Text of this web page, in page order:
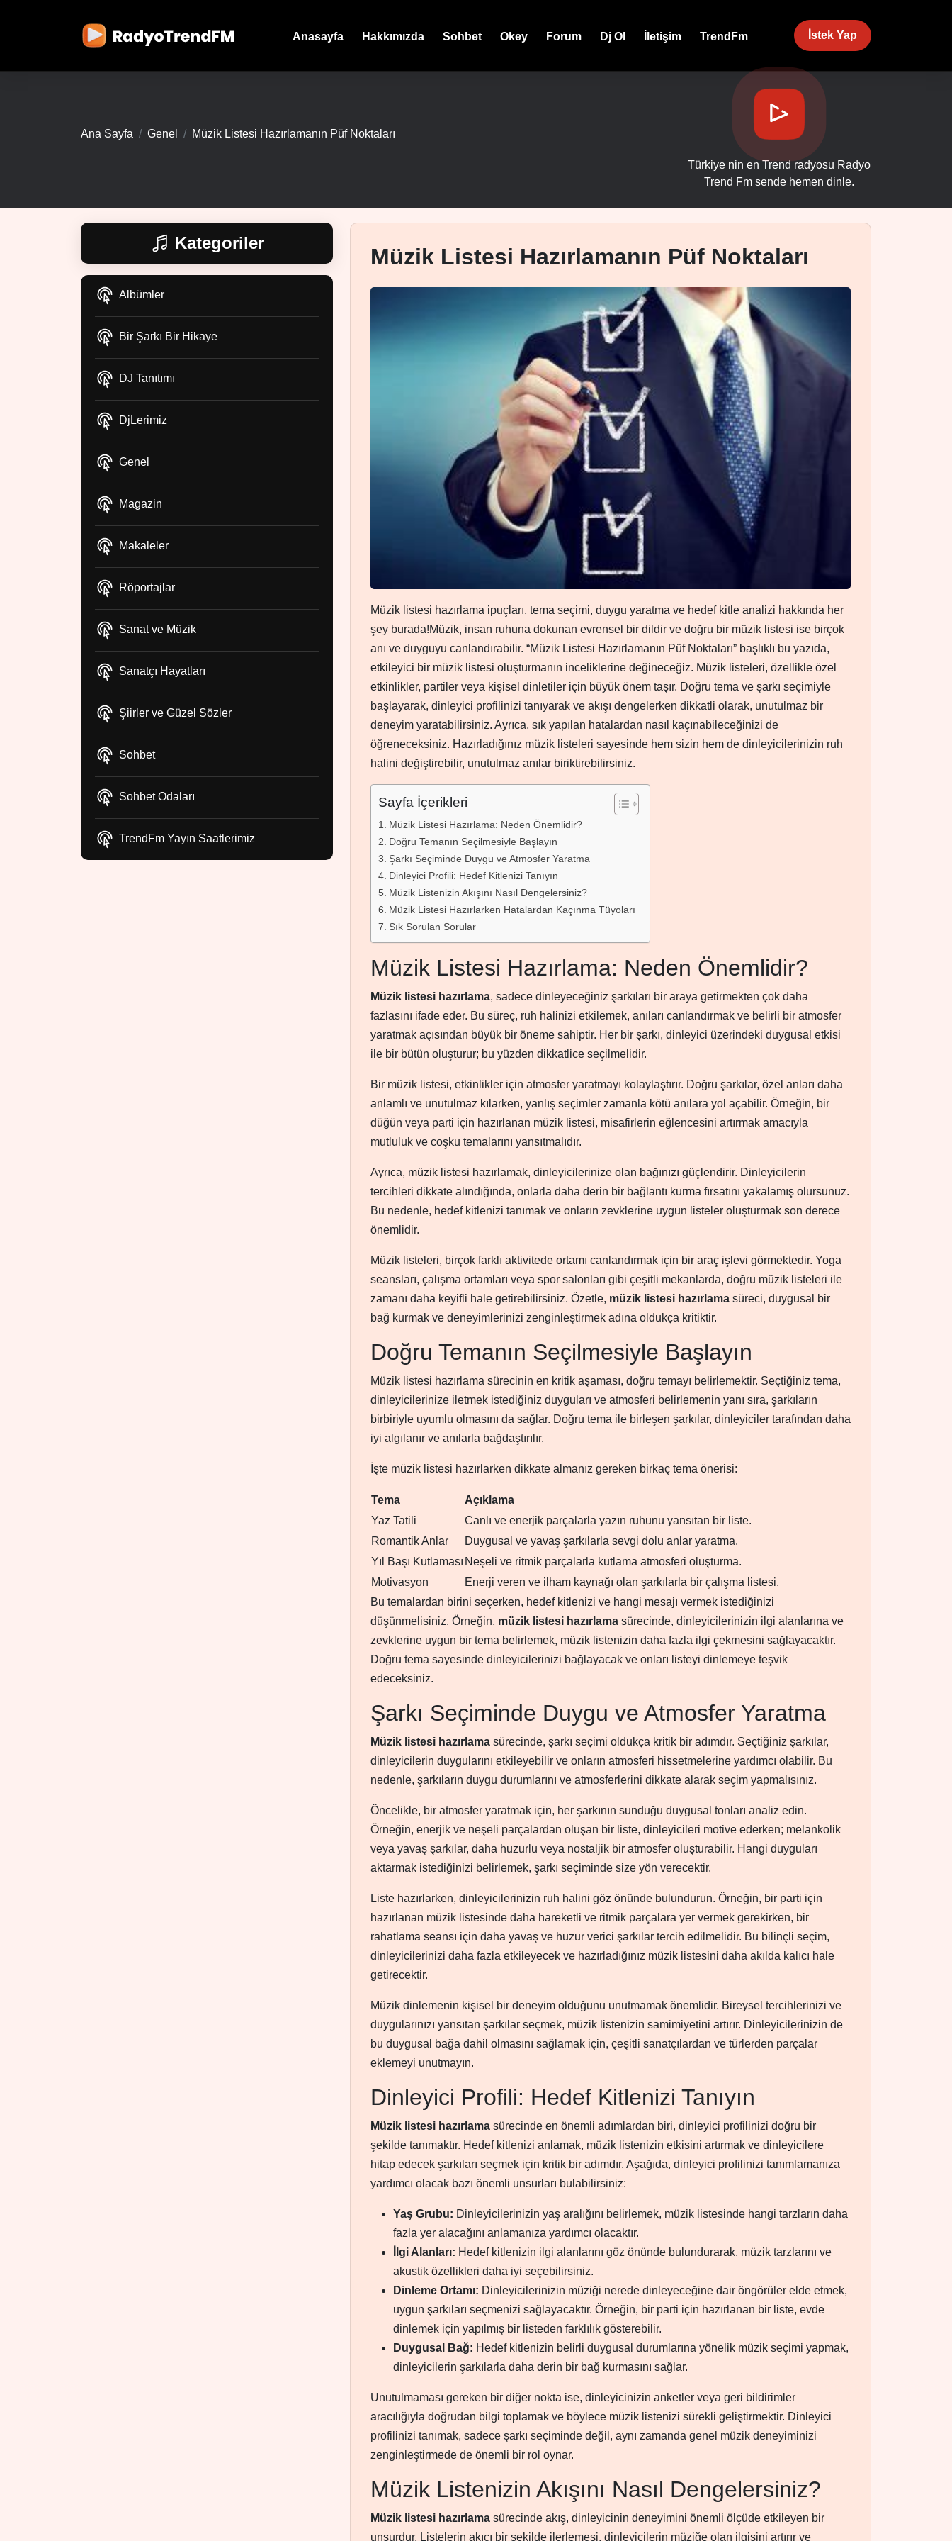
Anasayfa Hakkımızda Sohbet Okey Forum Dj Ol İletişim TrendFm İstek Yap
Ana Sayfa Genel Müzik Listesi Hazırlamanın Püf Noktaları
Türkiye nin en Trend radyosu Radyo
Trend Fm sende hemen dinle.
Müzik Listesi Hazırlamanın Püf Noktaları
Müzik listesi hazırlama ipuçları, tema seçimi, duygu yaratma ve hedef kitle analizi hakkında her
şey burada!Müzik, insan ruhuna dokunan evrensel bir dildir ve doğru bir müzik listesi ise birçok
anı ve duyguyu canlandırabilir. “Müzik Listesi Hazırlamanın Püf Noktaları” başlıklı bu yazıda,
etkileyici bir müzik listesi oluşturmanın inceliklerine değineceğiz. Müzik listeleri, özellikle özel
etkinlikler, partiler veya kişisel dinletiler için büyük önem taşır. Doğru tema ve şarkı seçimiyle
başlayarak, dinleyici profilinizi tanıyarak ve akışı dengelerken dikkatli olarak, unutulmaz bir
deneyim yaratabilirsiniz. Ayrıca, sık yapılan hatalardan nasıl kaçınabileceğinizi de
öğreneceksiniz. Hazırladığınız müzik listeleri sayesinde hem sizin hem de dinleyicilerinizin ruh
halini değiştirebilir, unutulmaz anılar biriktirebilirsiniz.
Sayfa İçerikleri
Müzik Listesi Hazırlama: Neden Önemlidir?
Doğru Temanın Seçilmesiyle Başlayın
Şarkı Seçiminde Duygu ve Atmosfer Yaratma
Dinleyici Profili: Hedef Kitlenizi Tanıyın
Müzik Listenizin Akışını Nasıl Dengelersiniz?
Müzik Listesi Hazırlarken Hatalardan Kaçınma Tüyoları
Sık Sorulan Sorular
Müzik Listesi Hazırlama: Neden Önemlidir?
Müzik listesi hazırlama, sadece dinleyeceğiniz şarkıları bir araya getirmekten çok daha
fazlasını ifade eder. Bu süreç, ruh halinizi etkilemek, anıları canlandırmak ve belirli bir atmosfer
yaratmak açısından büyük bir öneme sahiptir. Her bir şarkı, dinleyici üzerindeki duygusal etkisi
ile bir bütün oluşturur; bu yüzden dikkatlice seçilmelidir.
Bir müzik listesi, etkinlikler için atmosfer yaratmayı kolaylaştırır. Doğru şarkılar, özel anları daha
anlamlı ve unutulmaz kılarken, yanlış seçimler zamanla kötü anılara yol açabilir. Örneğin, bir
düğün veya parti için hazırlanan müzik listesi, misafirlerin eğlencesini artırmak amacıyla
mutluluk ve coşku temalarını yansıtmalıdır.
Ayrıca, müzik listesi hazırlamak, dinleyicilerinize olan bağınızı güçlendirir. Dinleyicilerin
tercihleri dikkate alındığında, onlarla daha derin bir bağlantı kurma fırsatını yakalamış olursunuz.
Bu nedenle, hedef kitlenizi tanımak ve onların zevklerine uygun listeler oluşturmak son derece
önemlidir.
Müzik listeleri, birçok farklı aktivitede ortamı canlandırmak için bir araç işlevi görmektedir. Yoga
seansları, çalışma ortamları veya spor salonları gibi çeşitli mekanlarda, doğru müzik listeleri ile
zamanı daha keyifli hale getirebilirsiniz. Özetle, müzik listesi hazırlama süreci, duygusal bir
bağ kurmak ve deneyimlerinizi zenginleştirmek adına oldukça kritiktir.
Doğru Temanın Seçilmesiyle Başlayın
Müzik listesi hazırlama sürecinin en kritik aşaması, doğru temayı belirlemektir. Seçtiğiniz tema,
dinleyicilerinize iletmek istediğiniz duyguları ve atmosferi belirlemenin yanı sıra, şarkıların
birbiriyle uyumlu olmasını da sağlar. Doğru tema ile birleşen şarkılar, dinleyiciler tarafından daha
iyi algılanır ve anılarla bağdaştırılır.
İşte müzik listesi hazırlarken dikkate almanız gereken birkaç tema önerisi:
Tema
Açıklama
Yaz Tatili
Canlı ve enerjik parçalarla yazın ruhunu yansıtan bir liste.
Romantik Anlar
Duygusal ve yavaş şarkılarla sevgi dolu anlar yaratma.
Yıl Başı Kutlaması Neşeli ve ritmik parçalarla kutlama atmosferi oluşturma.
Motivasyon
Enerji veren ve ilham kaynağı olan şarkılarla bir çalışma listesi.
Bu temalardan birini seçerken, hedef kitlenizi ve hangi mesajı vermek istediğinizi
düşünmelisiniz. Örneğin, müzik listesi hazırlama sürecinde, dinleyicilerinizin ilgi alanlarına ve
zevklerine uygun bir tema belirlemek, müzik listenizin daha fazla ilgi çekmesini sağlayacaktır.
Doğru tema sayesinde dinleyicilerinizi bağlayacak ve onları listeyi dinlemeye teşvik
edeceksiniz.
Şarkı Seçiminde Duygu ve Atmosfer Yaratma
Müzik listesi hazırlama sürecinde, şarkı seçimi oldukça kritik bir adımdır. Seçtiğiniz şarkılar,
dinleyicilerin duygularını etkileyebilir ve onların atmosferi hissetmelerine yardımcı olabilir. Bu
nedenle, şarkıların duygu durumlarını ve atmosferlerini dikkate alarak seçim yapmalısınız.
Öncelikle, bir atmosfer yaratmak için, her şarkının sunduğu duygusal tonları analiz edin.
Örneğin, enerjik ve neşeli parçalardan oluşan bir liste, dinleyicileri motive ederken; melankolik
veya yavaş şarkılar, daha huzurlu veya nostaljik bir atmosfer oluşturabilir. Hangi duyguları
aktarmak istediğinizi belirlemek, şarkı seçiminde size yön verecektir.
Liste hazırlarken, dinleyicilerinizin ruh halini göz önünde bulundurun. Örneğin, bir parti için
hazırlanan müzik listesinde daha hareketli ve ritmik parçalara yer vermek gerekirken, bir
rahatlama seansı için daha yavaş ve huzur verici şarkılar tercih edilmelidir. Bu bilinçli seçim,
dinleyicilerinizi daha fazla etkileyecek ve hazırladığınız müzik listesini daha akılda kalıcı hale
getirecektir.
Müzik dinlemenin kişisel bir deneyim olduğunu unutmamak önemlidir. Bireysel tercihlerinizi ve
duygularınızı yansıtan şarkılar seçmek, müzik listenizin samimiyetini artırır. Dinleyicilerinizin de
bu duygusal bağa dahil olmasını sağlamak için, çeşitli sanatçılardan ve türlerden parçalar
eklemeyi unutmayın.
Dinleyici Profili: Hedef Kitlenizi Tanıyın
Müzik listesi hazırlama sürecinde en önemli adımlardan biri, dinleyici profilinizi doğru bir
şekilde tanımaktır. Hedef kitlenizi anlamak, müzik listenizin etkisini artırmak ve dinleyicilere
hitap edecek şarkıları seçmek için kritik bir adımdır. Aşağıda, dinleyici profilinizi tanımlamanıza
yardımcı olacak bazı önemli unsurları bulabilirsiniz:
Yaş Grubu: Dinleyicilerinizin yaş aralığını belirlemek, müzik listesinde hangi tarzların daha
fazla yer alacağını anlamanıza yardımcı olacaktır.
İlgi Alanları: Hedef kitlenizin ilgi alanlarını göz önünde bulundurarak, müzik tarzlarını ve
akustik özellikleri daha iyi seçebilirsiniz.
Dinleme Ortamı: Dinleyicilerinizin müziği nerede dinleyeceğine dair öngörüler elde etmek,
uygun şarkıları seçmenizi sağlayacaktır. Örneğin, bir parti için hazırlanan bir liste, evde
dinlemek için yapılmış bir listeden farklılık gösterebilir.
Duygusal Bağ: Hedef kitlenizin belirli duygusal durumlarına yönelik müzik seçimi yapmak,
dinleyicilerin şarkılarla daha derin bir bağ kurmasını sağlar.
Unutulmaması gereken bir diğer nokta ise, dinleyicinizin anketler veya geri bildirimler
aracılığıyla doğrudan bilgi toplamak ve böylece müzik listenizi sürekli geliştirmektir. Dinleyici
profilinizi tanımak, sadece şarkı seçiminde değil, aynı zamanda genel müzik deneyiminizi
zenginleştirmede de önemli bir rol oynar.
Müzik Listenizin Akışını Nasıl Dengelersiniz?
Müzik listesi hazırlama sürecinde akış, dinleyicinin deneyimini önemli ölçüde etkileyen bir
unsurdur. Listelerin akıcı bir şekilde ilerlemesi, dinleyicilerin müziğe olan ilgisini artırır ve
Kategoriler
Albümler
Bir Şarkı Bir Hikaye
DJ Tanıtımı
DjLerimiz
Genel
Magazin
Makaleler
Röportajlar
Sanat ve Müzik
Sanatçı Hayatları
Şiirler ve Güzel Sözler
Sohbet
Sohbet Odaları
TrendFm Yayın Saatlerimiz